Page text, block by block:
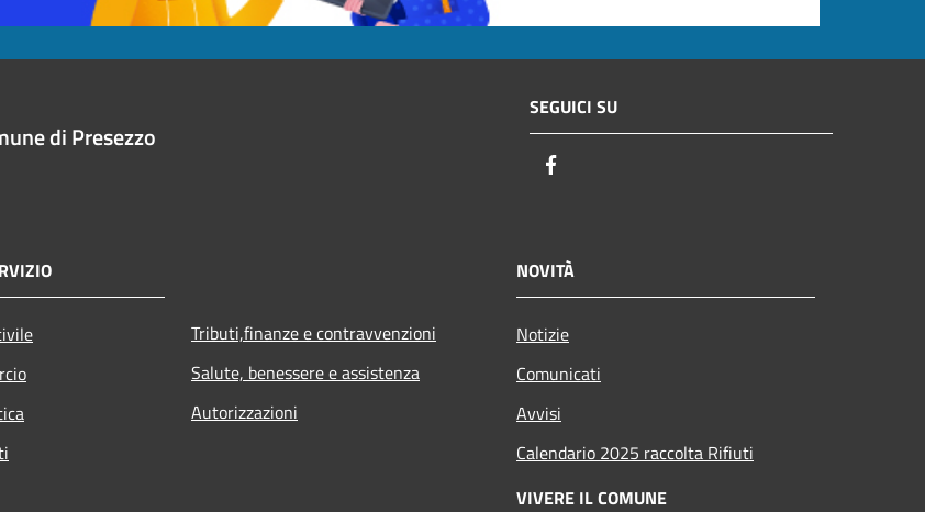
di Presezzo
SEGUICI SU
Tributi,finanze e contravvenzioni
Salute, benessere e assistenza
Autorizzazioni
NOVITÀ
Notizie
Comunicati
Avvisi
Calendario 2025 raccolta Rifiuti
VIVERE IL COMUNE